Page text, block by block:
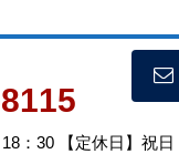
：30 【定休日】祝日